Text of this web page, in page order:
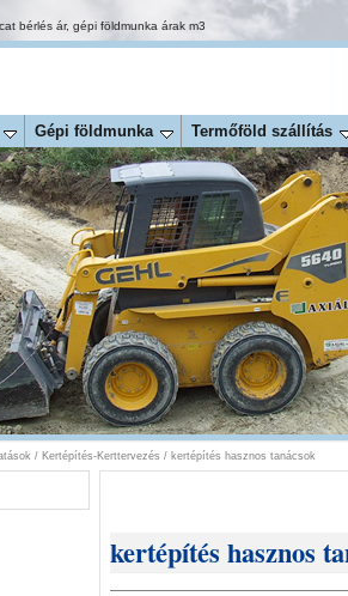
bérlés ár, gépi földmunka árak m3
Gépi földmunka Termőföld szállítás
/ Kertépítés-Kerttervezés / kertépítés hasznos tanácsok
kertépítés hasznos